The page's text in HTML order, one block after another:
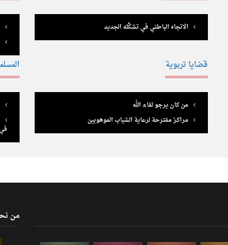
الاتجاه الباطني في تشكُّله الجديد
قضايا تربوية
من كان يرجو لقاء الله
مراكـز مقترحة لرعاية الشباب الموهوبين
من